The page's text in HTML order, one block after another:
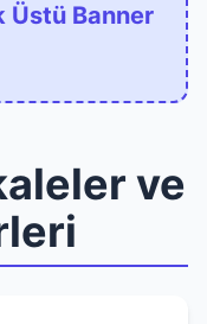
Üstü Banner
ve